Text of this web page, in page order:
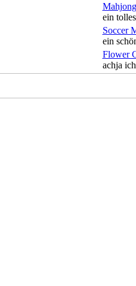
ein
Soccer
ein
Flower
achja